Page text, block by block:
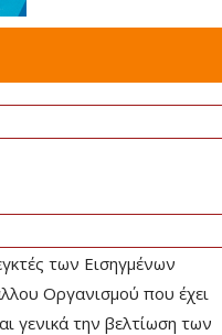
των Εισηγμένων
Οργανισμού που έχει
γενικά την βελτίωση των